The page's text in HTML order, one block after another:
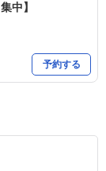
中】
予約する